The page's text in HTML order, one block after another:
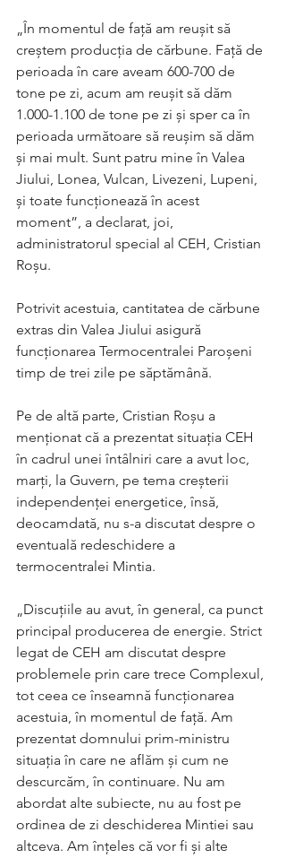
„În momentul de faţă am reuşit să
creştem producţia de cărbune. Faţă de
perioada în care aveam 600-700 de
tone pe zi, acum am reuşit să dăm
1.000-1.100 de tone pe zi şi sper ca în
perioada următoare să reuşim să dăm
şi mai mult. Sunt patru mine în Valea
Jiului, Lonea, Vulcan, Livezeni, Lupeni,
şi toate funcţionează în acest
moment”, a declarat, joi,
administratorul special al CEH, Cristian
Roşu.
Potrivit acestuia, cantitatea de cărbune
extras din Valea Jiului asigură
funcţionarea Termocentralei Paroşeni
timp de trei zile pe săptămână.
Pe de altă parte, Cristian Roşu a
menţionat că a prezentat situaţia CEH
în cadrul unei întâlniri care a avut loc,
marţi, la Guvern, pe tema creşterii
independenţei energetice, însă,
deocamdată, nu s-a discutat despre o
eventuală redeschidere a
termocentralei Mintia.
„Discuţiile au avut, în general, ca punct
principal producerea de energie. Strict
legat de CEH am discutat despre
problemele prin care trece Complexul,
tot ceea ce înseamnă funcţionarea
acestuia, în momentul de faţă. Am
prezentat domnului prim-ministru
situaţia în care ne aflăm şi cum ne
descurcăm, în continuare. Nu am
abordat alte subiecte, nu au fost pe
ordinea de zi deschiderea Mintiei sau
altceva. Am înţeles că vor fi şi alte